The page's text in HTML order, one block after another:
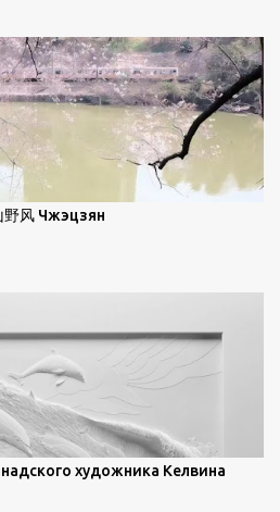
картины художника,
сочетает в себе классическую
реалиями современной жизни. В
его картин предлагают
который усиливается его
освещения". Для
страницу –
风 Чжэцзян
художника Келвина